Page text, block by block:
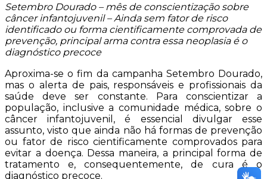
Setembro Dourado – mês de conscientização sobre
câncer infantojuvenil – Ainda sem fator de risco
identificado ou forma cientificamente comprovada de
prevenção, principal arma contra essa neoplasia é o
diagnóstico precoce
Aproxima-se o fim da campanha Setembro Dourado,
mas o alerta de pais, responsáveis e profissionais da
saúde deve ser constante. Para conscientizar a
população, inclusive a comunidade médica, sobre o
câncer infantojuvenil, é essencial divulgar esse
assunto, visto que ainda não há formas de prevenção
ou fator de risco cientificamente comprovados para
evitar a doença. Dessa maneira, a principal forma de
tratamento e, consequentemente, de cura é o
diagnóstico precoce.